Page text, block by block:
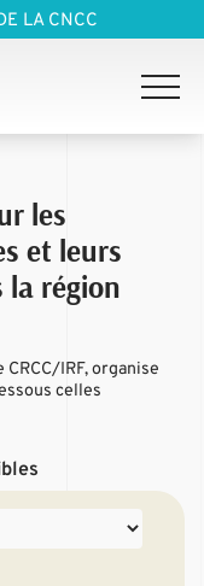
LA CNCC
les
et leurs
la région
IRF, organise
celles